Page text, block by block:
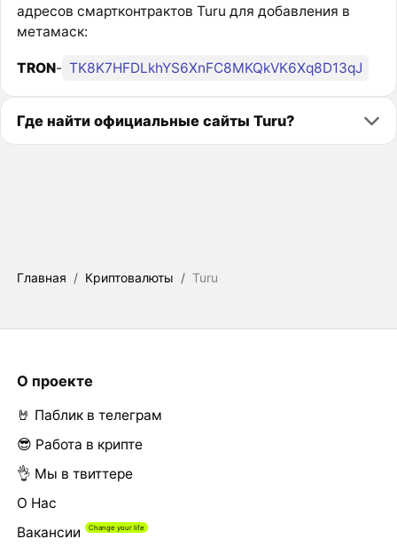
адресов смартконтрактов Turu для добавления в
метамаск:
TRON- TK8K7HFDLkhYS6XnFC8MKQkVK6Xq8D13qJ
Где найти официальные сайты Turu?
Главная / Криптовалюты / Turu
О проекте
🤘 Паблик в телеграм
😎 Работа в крипте
👌 Мы в твиттере
О Нас
Вакансии